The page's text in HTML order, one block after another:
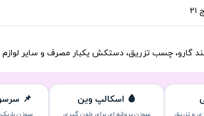
گارو، چسب تزریق، دستکش یکبار مصرف و سایر
🩸 اسکالپ وین 📌